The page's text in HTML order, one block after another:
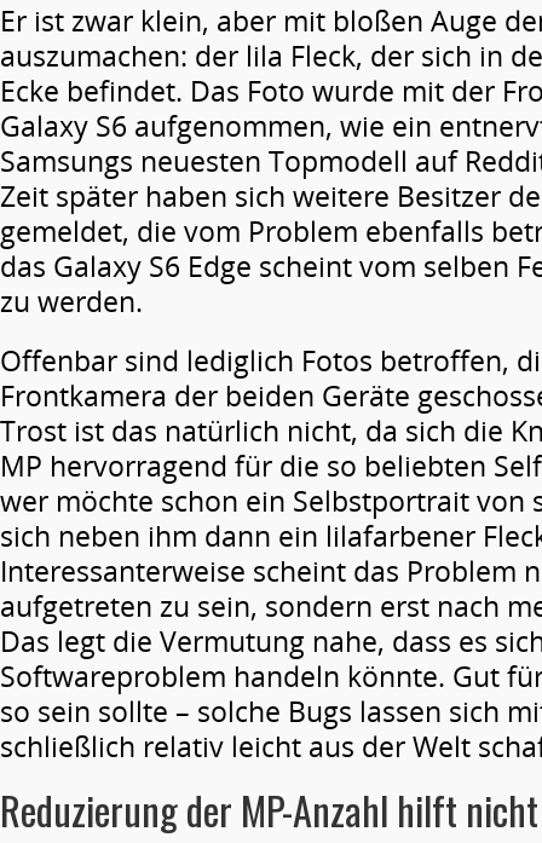
Er ist zwar klein, aber mit bloßen Auge
auszumachen: der lila Fleck, der sich in
Ecke befindet. Das Foto wurde mit der
Galaxy S6 aufgenommen, wie ein
Samsungs neuesten Topmodell auf
Zeit später haben sich weitere Besitzer
gemeldet, die vom Problem ebenfalls
das Galaxy S6 Edge scheint vom selben
zu werden.
Offenbar sind lediglich Fotos betroffen,
Frontkamera der beiden Geräte
Trost ist das natürlich nicht, da sich die
MP hervorragend für die so beliebten
wer möchte schon ein Selbstportrait von
sich neben ihm dann ein lilafarbener
Interessanterweise scheint das Problem
aufgetreten zu sein, sondern erst nach
Das legt die Vermutung nahe, dass es
Softwareproblem handeln könnte. Gut
so sein sollte – solche Bugs lassen sich
schließlich relativ leicht aus der Welt
Reduzierung der MP-Anzahl hilft nicht